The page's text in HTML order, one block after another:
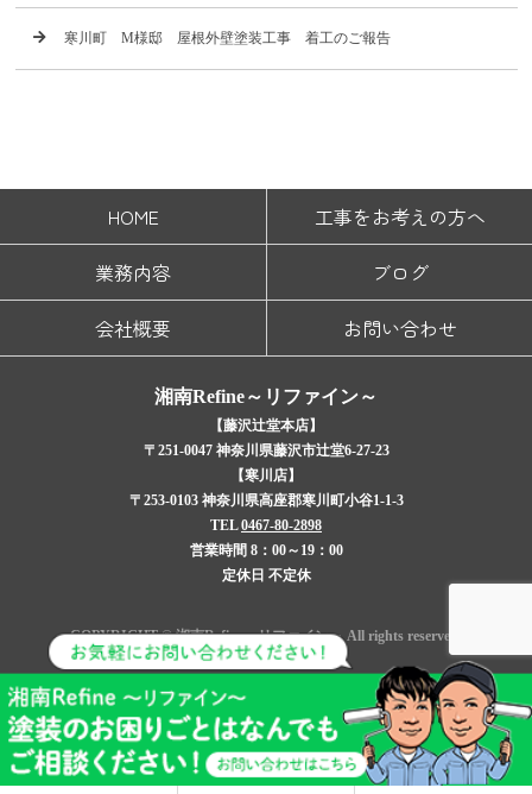
寒川町 M様邸 屋根外壁塗装工事 着工のご報告
HOME
工事をお考えの方へ
業務内容
ブログ
会社概要
お問い合わせ
湘南Refine～リファイン～
【藤沢辻堂本店】
〒251-0047 神奈川県藤沢市辻堂6-27-23
【寒川店】
〒253-0103 神奈川県高座郡寒川町小谷1-1-3
TEL0467-80-2898
営業時間 8：00～19：00
定休日 不定休
COPYRIGHT © 湘南Refine～リファイン～ All rights reserved.